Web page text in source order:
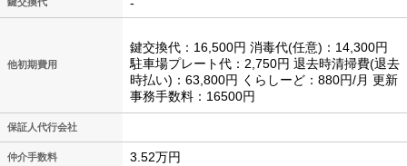
-
他初期費用
鍵交換代：16,500円 消毒代(任意)：14,300円
駐車場プレート代：2,750円 退去時清掃費(退去
時払い)：63,800円 くらしーど：880円/月 更新
事務手数料：16500円
保証人代行会社
仲介手数料 3.52万円